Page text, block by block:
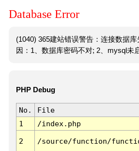
Database Error
(1040) 365建站错误警告：连接数据
因：1、数据库密码不对; 2、mysql未
PHP Debug
No. File
1
/index.php
2 /source/function/